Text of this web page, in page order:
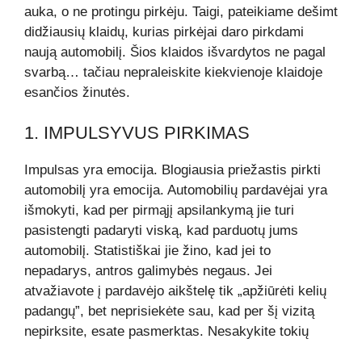
auka, o ne protingu pirkėju. Taigi, pateikiame dešimt
didžiausių klaidų, kurias pirkėjai daro pirkdami
naują automobilį. Šios klaidos išvardytos ne pagal
svarbą… tačiau nepraleiskite kiekvienoje klaidoje
esančios žinutės.
1. IMPULSYVUS PIRKIMAS
Impulsas yra emocija. Blogiausia priežastis pirkti
automobilį yra emocija. Automobilių pardavėjai yra
išmokyti, kad per pirmąjį apsilankymą jie turi
pasistengti padaryti viską, kad parduotų jums
automobilį. Statistiškai jie žino, kad jei to
nepadarys, antros galimybės negaus. Jei
atvažiavote į pardavėjo aikštelę tik „apžiūrėti kelių
padangų”, bet neprisiekėte sau, kad per šį vizitą
nepirksite, esate pasmerktas. Nesakykite tokių